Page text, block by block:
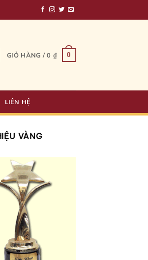
GIỎ HÀNG /0 ₫ 0
LIÊN HỆ
VÀNG